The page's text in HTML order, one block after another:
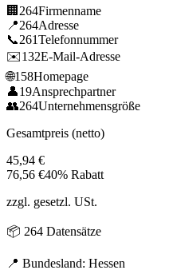
🏢 264Firmenname
📍264Adresse
📞261Telefonnummer
✉️132E-Mail-Adresse
🌐158Homepage
👤19Ansprechpartner
👥264Unternehmensgröße
Gesamtpreis (netto)
45,94 €
76,56 €40% Rabatt
zzgl. gesetzl. USt.
📦 264 Datensätze
📍 Bundesland: Hessen